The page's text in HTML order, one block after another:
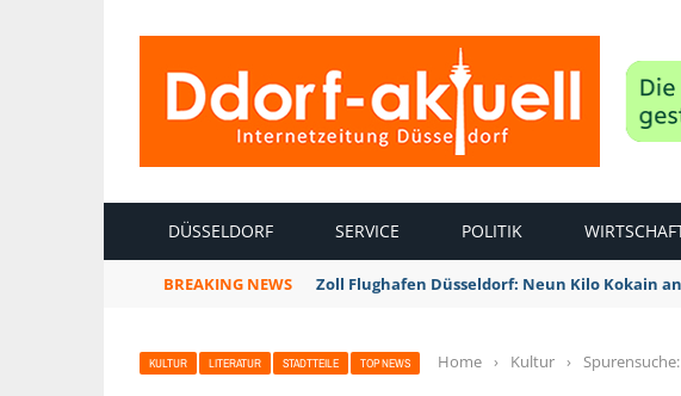
DÜSSELDORF SERVICE POLITIK
BREAKING NEWS Zoll Flughafen Düsseldorf: Neun Kilo Kokain
KULTUR LITERATUR STADTTEILE TOP NEWS Home › Kultur ›